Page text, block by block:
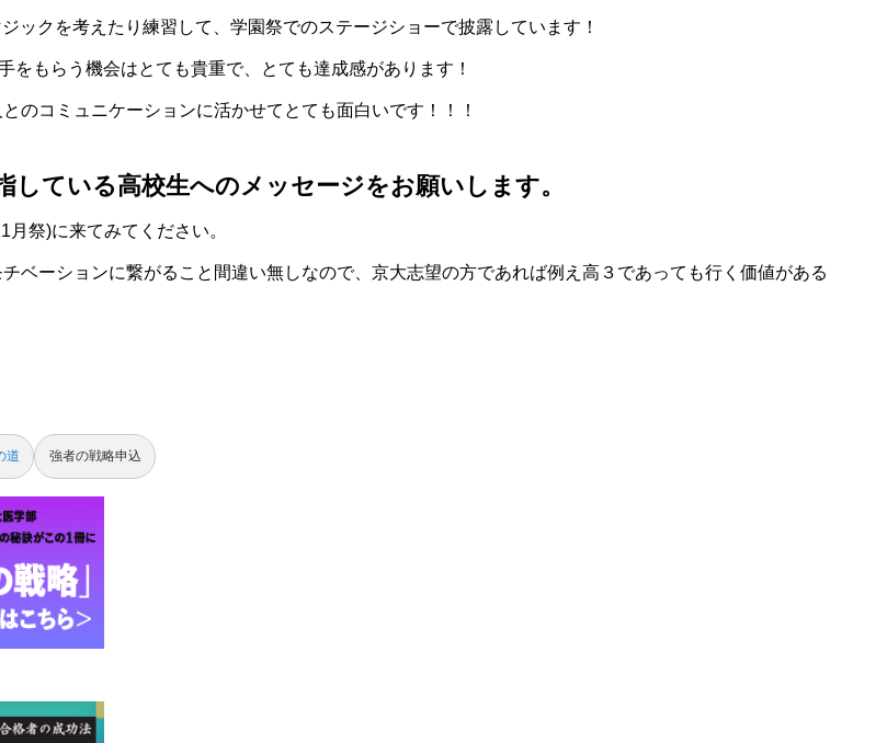
ックを考えたり練習して、学園祭でのステージショーで披露しています！
をもらう機会はとても貴重で、とても達成感があります！
のコミュニケーションに活かせてとても面白いです！！！
している高校生へのメッセージをお願いします。
祭)に来てみてください。
ベーションに繋がること間違い無しなので、京大志望の方であれば例え高３であっても行く価値がある
道 強者の戦略申込